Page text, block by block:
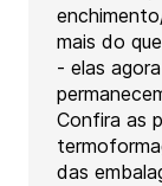
mais do
- elas
Confira as
das